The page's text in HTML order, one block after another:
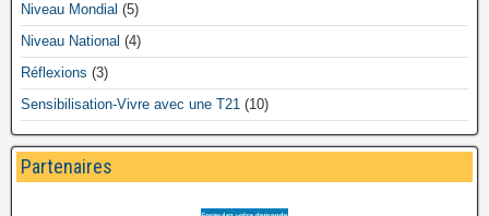
Niveau Mondial (5)
Niveau National (4)
Réflexions (3)
Sensibilisation-Vivre avec une T21 (10)
Partenaires